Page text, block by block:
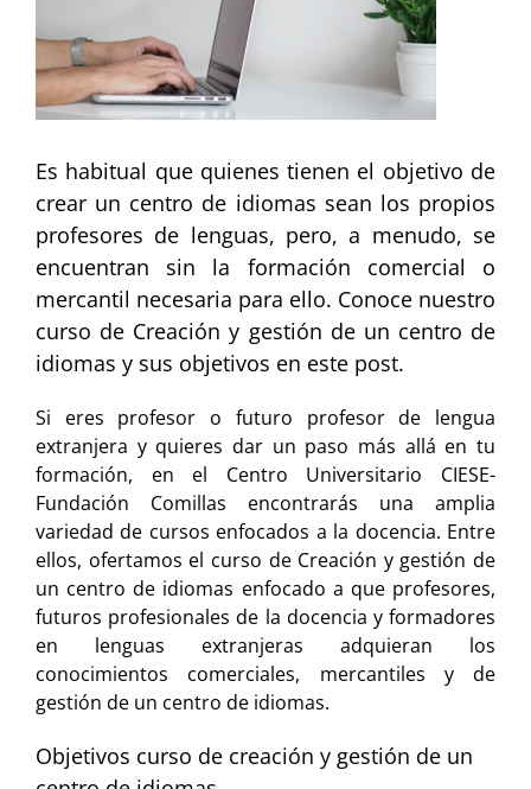
Es habitual que quienes tienen el objetivo de
crear un centro de idiomas sean los propios
profesores de lenguas, pero, a menudo, se
encuentran sin la formación comercial o
mercantil necesaria para ello. Conoce nuestro
curso de Creación y gestión de un centro de
idiomas y sus objetivos en este post.
Si eres profesor o futuro profesor de lengua
extranjera y quieres dar un paso más allá en tu
formación, en el Centro Universitario CIESE-
Fundación Comillas encontrarás una amplia
variedad de cursos enfocados a la docencia. Entre
ellos, ofertamos el curso de Creación y gestión de
un centro de idiomas enfocado a que profesores,
futuros profesionales de la docencia y formadores
en lenguas extranjeras adquieran los
conocimientos comerciales, mercantiles y de
gestión de un centro de idiomas.
Objetivos curso de creación y gestión de un